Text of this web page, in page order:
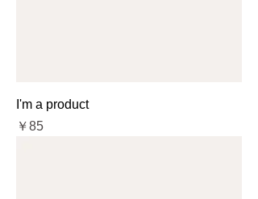
I'm a product
価格
￥85